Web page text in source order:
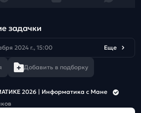
задачки
2024 г., 15:00 Еще
Добавить в подборку
2026 | Информатика с Мане